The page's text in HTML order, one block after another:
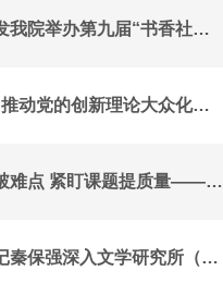
人民号转发我院举办第九届“书香社科院”悦读分享会
我院举办“推动党的创新理论大众化通俗化传播研究”重大委托课题调研座谈会
深入调研破难点 紧盯课题提质量——院党委书记秦保强赴数字经济与工业经济研究所召开重大课题调研座谈会
院党委书记秦保强深入文学研究所（黄河文化研究所）调研 推进重大课题研究工作